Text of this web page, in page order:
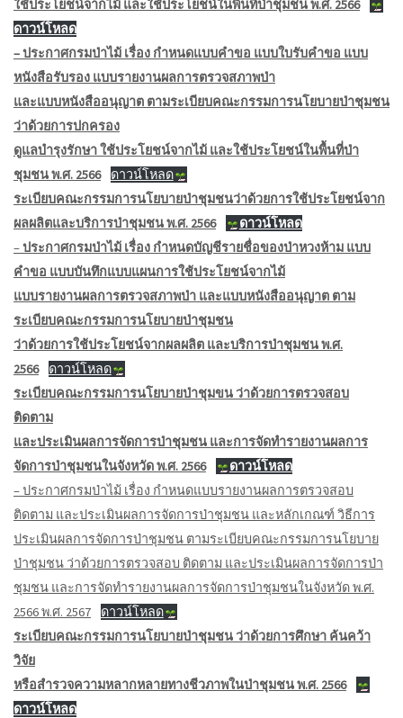
ใช้ประโยชน์จากไม้ และใช้ประโยชน์ในพื้นที่ป่าชุมชน พ.ศ. 2566
ดาวน์โหลด
– ประกาศกรมป่าไม้ เรื่อง กำหนดแบบคำขอ แบบใบรับคำขอ แบบ
หนังสือรับรอง แบบรายงานผลการตรวจสภาพป่า
และแบบหนังสืออนุญาต ตามระเบียบคณะกรรมการนโยบายป่าชุมชน
ว่าด้วยการปกครอง
ดูแลบำรุงรักษา ใช้ประโยชน์จากไม้ และใช้ประโยชน์ในพื้นที่ป่า
ชุมชน พ.ศ. 2566
ดาวน์โหลด
ระเบียบคณะกรรมการนโยบายป่าชุมชนว่าด้วยการใช้ประโยชน์จาก
ผลผลิตและบริการป่าชุมชน พ.ศ. 2566
ดาวน์โหลด
–ประกาศกรมป่าไม้ เรื่อง กำหนดบัญชีรายชื่อของป่าหวงห้าม แบบ
คำขอ แบบบันทึกแบบแผนการใช้ประโยชน์จากไม้
แบบรายงานผลการตรวจสภาพป่า และแบบหนังสืออนุญาต ตาม
ระเบียบคณะกรรมการนโยบายป่าชุมชน
ว่าด้วยการใช้ประโยชน์จากผลผลิต และบริการป่าชุมชน พ.ศ.
2566
ดาวน์โหลด
ระเบียบคณะกรรมการนโยบายป่าชุมขน ว่าด้วยการตรวจสอบ
ติดตาม
และประเมินผลการจัดการป่าชุมชน และการจัดทำรายงานผลการ
จัดการป่าชุมชนในจังหวัด พ.ศ. 2566
ดาวน์โหลด
– ประกาศกรมป่าไม้ เรื่อง กำหนดแบบรายงานผลการตรวจสอบ
ติดตาม และประเมินผลการจัดการป่าชุมชน และหลักเกณฑ์ วิธีการ
ประเมินผลการจัดการป่าชุมชน ตามระเบียบคณะกรรมการนโยบาย
ป่าชุมชน ว่าด้วยการตรวจสอบ ติดตาม และประเมินผลการจัดการป่า
ชุมชน และการจัดทำรายงานผลการจัดการป่าชุมชนในจังหวัด พ.ศ.
2566 พ.ศ. 2567
ดาวน์โหลด
ระเบียบคณะกรรมการนโยบายป่าชุมชน ว่าด้วยการศึกษา ค้นคว้า
วิจัย
หรือสำรวจความหลากหลายทางชีวภาพในป่าชุมชน พ.ศ. 2566
ดาวน์โหลด